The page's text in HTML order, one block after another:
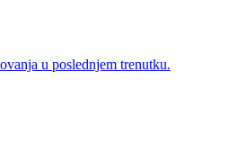
u poslednjem trenutku.